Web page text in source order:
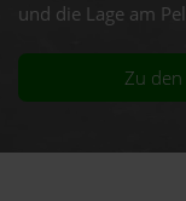
und die Lage am
Zu